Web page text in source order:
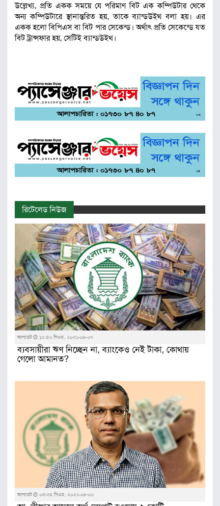
উল্লেখ্য, প্রতি একক সময়ে যে পরিমাণ বিট এক কম্পিউটার থেকে
অন্য কম্পিউটারে স্থানান্তরিত হয়, তাকে ব্যান্ডউইথ বলা হয়। এর
একক হলো বিপিএস বা বিট পার সেকেন্ড। অর্থাৎ প্রতি সেকেন্ডে যত
বিট ট্রান্সফার হয়, সেটিই ব্যান্ডউইথ।
রিটেলেড নিউজ
আপডেট ১২:৪৬ পিএম, ২০২৬-০৮-০৭
ব্যবসায়ীরা ঋণ নিচ্ছেন না, ব্যাংকেও নেই টাকা, কোথায়
গেলো আমানত?
আপডেট ০৩:৫৪ পিএম, ২০২৬-০৮-০৬